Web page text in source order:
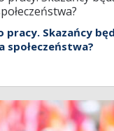
pracy. Skazańcy
społeczeństwa?